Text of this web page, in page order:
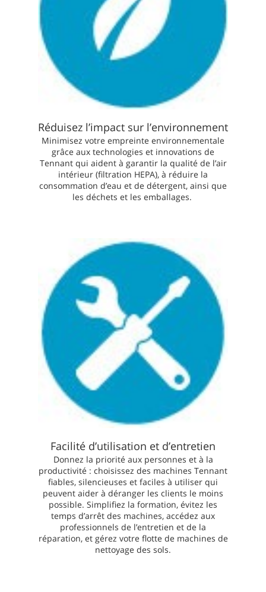
Réduisez l’impact sur l’environnement
Minimisez votre empreinte environnementale
grâce aux technologies et innovations de
Tennant qui aident à garantir la qualité de l’air
intérieur (filtration HEPA), à réduire la
consommation d’eau et de détergent, ainsi que
les déchets et les emballages.
Facilité d’utilisation et d’entretien
Donnez la priorité aux personnes et à la
productivité : choisissez des machines Tennant
fiables, silencieuses et faciles à utiliser qui
peuvent aider à déranger les clients le moins
possible. Simplifiez la formation, évitez les
temps d’arrêt des machines, accédez aux
professionnels de l’entretien et de la
réparation, et gérez votre flotte de machines de
nettoyage des sols.